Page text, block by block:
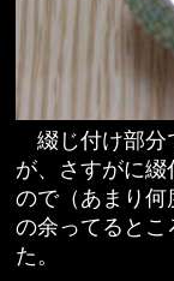
綴じ付け部分
が、さすがに
ので（あまり何
の余ってるとこ
た。